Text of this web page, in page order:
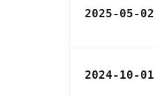
2025-05-02
2024-10-01